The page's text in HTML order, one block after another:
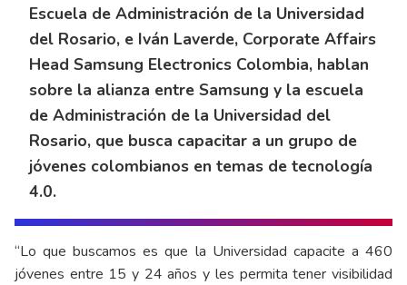
Escuela de Administración de la Universidad
del Rosario, e Iván Laverde, Corporate Affairs
Head Samsung Electronics Colombia, hablan
sobre la alianza entre Samsung y la escuela
de Administración de la Universidad del
Rosario, que busca capacitar a un grupo de
jóvenes colombianos en temas de tecnología
4.0.
“Lo que buscamos es que la Universidad capacite a 460
jóvenes entre 15 y 24 años y les permita tener visibilidad